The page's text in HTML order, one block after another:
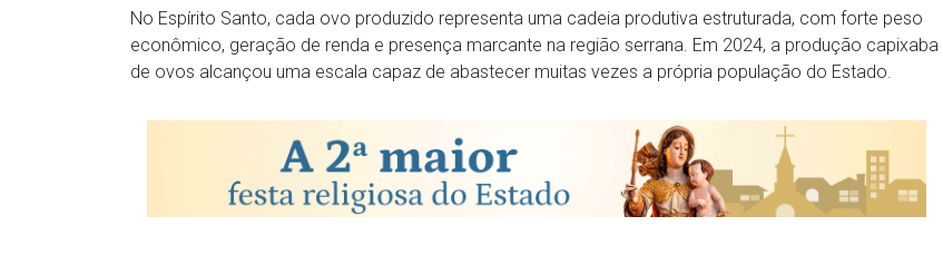
No Espírito Santo, cada ovo produzido representa uma cadeia produtiva estruturada, com forte peso
econômico, geração de renda e presença marcante na região serrana. Em 2024, a produção capixaba
de ovos alcançou uma escala capaz de abastecer muitas vezes a própria população do Estado.